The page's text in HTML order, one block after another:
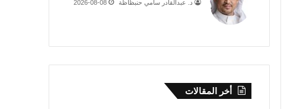
د. عبدالقادر سامي حنبظاظة 2026-08-08
أخر المقالات